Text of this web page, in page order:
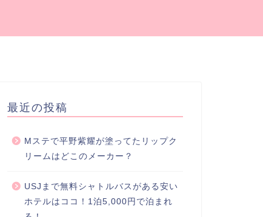
最近の投稿
Mステで平野紫耀が塗ってたリップク
リームはどこのメーカー？
USJまで無料シャトルバスがある安い
ホテルはココ！1泊5,000円で泊まれ